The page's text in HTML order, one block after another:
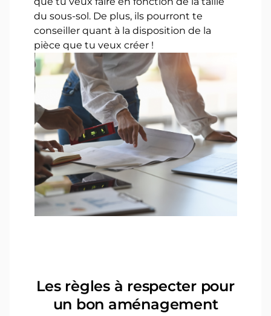
du sous-sol. De plus, ils pourront te
conseiller quant à la disposition de la
pièce que tu veux créer !
Les règles à respecter pour
un bon aménagement